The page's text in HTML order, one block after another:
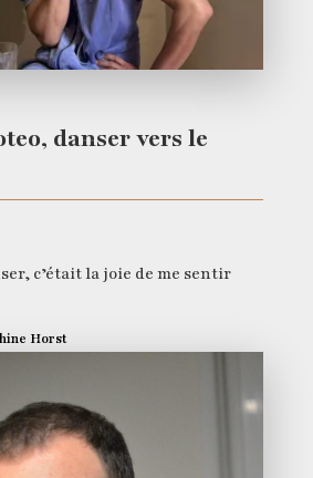
danser vers le
c’était la joie de me sentir
Horst